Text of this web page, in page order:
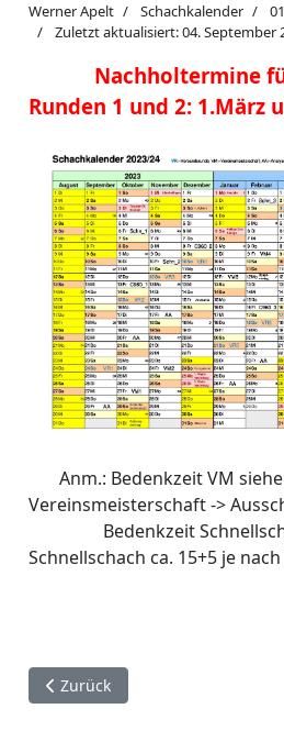
Werner Apelt Schachkalender
Zuletzt aktualisiert: 04. September
Nachholtermine
Runden 1 und 2: 1.März
Anm.: Bedenkzeit VM
Vereinsmeisterschaft ->
Bedenkzeit
Schnellschach ca. 15+5 je
Vorheriger Beitrag:
Zurück